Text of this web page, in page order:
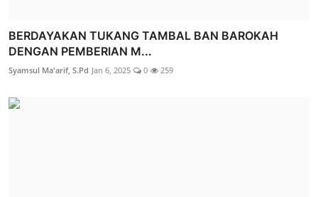
BERDAYAKAN TUKANG TAMBAL BAN BAROKAH
DENGAN PEMBERIAN M...
Syamsul Ma'arif, S.Pd Jan 6, 2025 0 259